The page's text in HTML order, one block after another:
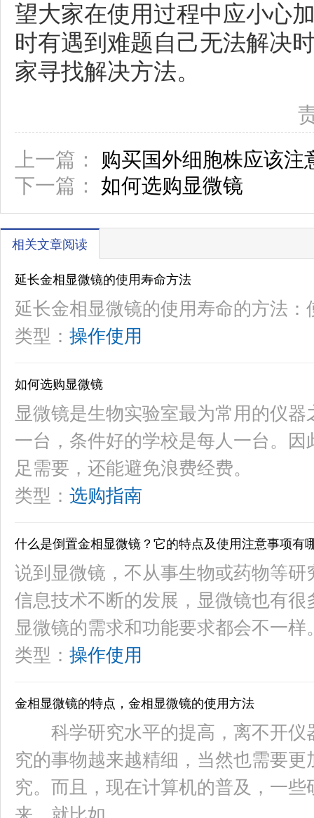
望大家在使用过程中应小心
时有遇到难题自己无法解决
家寻找解决方法。
上一篇： 购买国外细胞株应该注
下一篇： 如何选购显微镜
相关文章阅读
延长金相显微镜的使用寿命方法
延长金相显微镜的使用寿命的方法
类型： 操作使用
如何选购显微镜
显微镜是生物实验室最为常用的仪
一台，条件好的学校是每人一台。
足需要，还能避免浪费经费。
类型： 选购指南
什么是倒置金相显微镜？它的特点及使用注意事项有
说到显微镜，不从事生物或药物等
信息技术不断的发展，显微镜也有
显微镜的需求和功能要求都会不一样
类型： 操作使用
金相显微镜的特点，金相显微镜的使用方法
科学研究水平的提高，离不开仪
究的事物越来越精细，当然也需要
究。而且，现在计算机的普及，一